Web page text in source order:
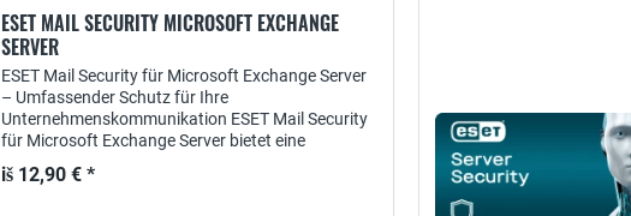
ESET MAIL SECURITY MICROSOFT EXCHANGE
SERVER
ESET Mail Security für Microsoft Exchange Server
– Umfassender Schutz für Ihre
Unternehmenskommunikation ESET Mail Security
für Microsoft Exchange Server bietet eine
leistungsstarke Sicherheitslösung für
Unternehmen, die ihre...
iš 12,90 € *